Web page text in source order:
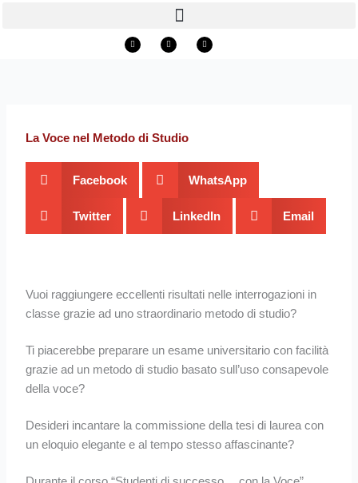
Youtube FacebookInstagram
La Voce nel Metodo di Studio
Facebook WhatsApp
Twitter LinkedIn Email
Vuoi raggiungere eccellenti risultati nelle interrogazioni in
classe grazie ad uno straordinario metodo di studio?
Ti piacerebbe preparare un esame universitario con facilità
grazie ad un metodo di studio basato sull’uso consapevole
della voce?
Desideri incantare la commissione della tesi di laurea con
un eloquio elegante e al tempo stesso affascinante?